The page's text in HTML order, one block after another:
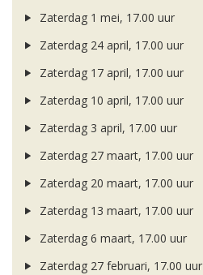
Zaterdag 1 mei, 17.00 uur
Zaterdag 24 april, 17.00 uur
Zaterdag 17 april, 17.00 uur
Zaterdag 10 april, 17.00 uur
Zaterdag 3 april, 17.00 uur
Zaterdag 27 maart, 17.00 uur
Zaterdag 20 maart, 17.00 uur
Zaterdag 13 maart, 17.00 uur
Zaterdag 6 maart, 17.00 uur
Zaterdag 27 februari, 17.00 uur